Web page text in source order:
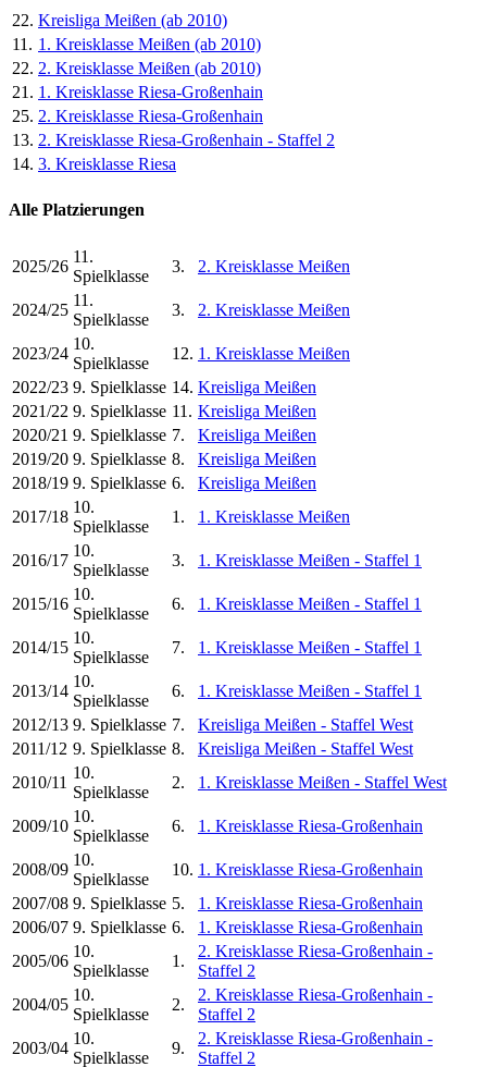
22. Kreisliga Meißen (ab 2010)
11. 1. Kreisklasse Meißen (ab 2010)
22. 2. Kreisklasse Meißen (ab 2010)
21. 1. Kreisklasse Riesa-Großenhain
25. 2. Kreisklasse Riesa-Großenhain
13. 2. Kreisklasse Riesa-Großenhain - Staffel 2
14. 3. Kreisklasse Riesa
Alle Platzierungen
2025/26
11.
Spielklasse
3. 2. Kreisklasse Meißen
2024/25
11.
Spielklasse
3. 2. Kreisklasse Meißen
2023/24
10.
Spielklasse
12. 1. Kreisklasse Meißen
2022/23 9. Spielklasse 14. Kreisliga Meißen
2021/22 9. Spielklasse 11. Kreisliga Meißen
2020/21 9. Spielklasse 7.
Kreisliga Meißen
2019/20 9. Spielklasse 8.
Kreisliga Meißen
2018/19 9. Spielklasse 6.
Kreisliga Meißen
2017/18
10.
Spielklasse
1. 1. Kreisklasse Meißen
2016/17
10.
Spielklasse
3. 1. Kreisklasse Meißen - Staffel 1
2015/16
10.
Spielklasse
6. 1. Kreisklasse Meißen - Staffel 1
2014/15
10.
Spielklasse
7. 1. Kreisklasse Meißen - Staffel 1
2013/14
10.
Spielklasse
6.
1. Kreisklasse Meißen - Staffel 1
2012/13 9. Spielklasse 7.
Kreisliga Meißen - Staffel West
2011/12 9. Spielklasse 8.
Kreisliga Meißen - Staffel West
2010/11
10.
Spielklasse
2. 1. Kreisklasse Meißen - Staffel West
2009/10
10.
Spielklasse
6. 1. Kreisklasse Riesa-Großenhain
2008/09
10.
Spielklasse
10. 1. Kreisklasse Riesa-Großenhain
2007/08 9. Spielklasse 5.
1. Kreisklasse Riesa-Großenhain
2006/07 9. Spielklasse 6.
1. Kreisklasse Riesa-Großenhain
2005/06
10.
Spielklasse
1.
2. Kreisklasse Riesa-Großenhain -
Staffel 2
2004/05
10.
Spielklasse
2.
2. Kreisklasse Riesa-Großenhain -
Staffel 2
2003/04
10.
Spielklasse
9.
2. Kreisklasse Riesa-Großenhain -
Staffel 2